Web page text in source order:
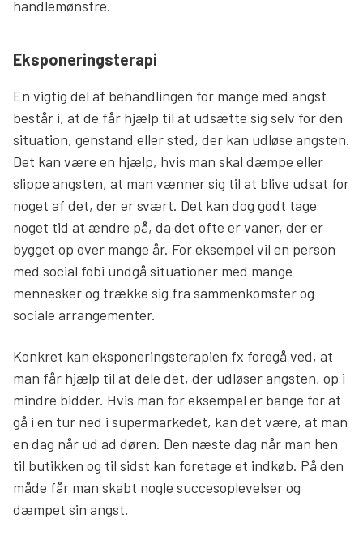
handlemønstre.
Eksponeringsterapi
En vigtig del af behandlingen for mange med angst
består i, at de får hjælp til at udsætte sig selv for den
situation, genstand eller sted, der kan udløse angsten.
Det kan være en hjælp, hvis man skal dæmpe eller
slippe angsten, at man vænner sig til at blive udsat for
noget af det, der er svært. Det kan dog godt tage
noget tid at ændre på, da det ofte er vaner, der er
bygget op over mange år. For eksempel vil en person
med social fobi undgå situationer med mange
mennesker og trække sig fra sammenkomster og
sociale arrangementer.
Konkret kan eksponeringsterapien fx foregå ved, at
man får hjælp til at dele det, der udløser angsten, op i
mindre bidder. Hvis man for eksempel er bange for at
gå i en tur ned i supermarkedet, kan det være, at man
en dag når ud ad døren. Den næste dag når man hen
til butikken og til sidst kan foretage et indkøb. På den
måde får man skabt nogle succesoplevelser og
dæmpet sin angst.